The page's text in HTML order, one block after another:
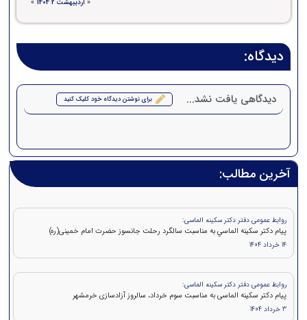
« اردیبهشت 2 1404 »
دیدگاه:
دیدگاهی یافت نشد... برای نوشتن دیدگاه خود کلیک کنید
آخرین مطالب:
روابط عمومی دفتر دکتر سکینه الماسی:
پيام دکتر سكينه الماسي به مناسبت سالگرد رحلت جانسوز حضرت امام خمينی(ره)
14 خرداد 1404
روابط عمومی دفتر دکتر سکینه الماسی:
پیام دکتر سکینه الماسی به مناسبت سوم خرداد، سالروز آزادسازی خرمشهر
3 خرداد 1404